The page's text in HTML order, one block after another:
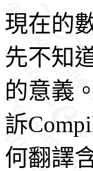
現在的
先不知
的意義
訴
何翻譯